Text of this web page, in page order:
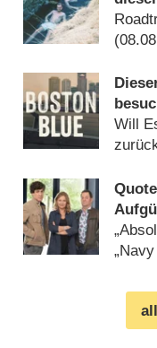
Will